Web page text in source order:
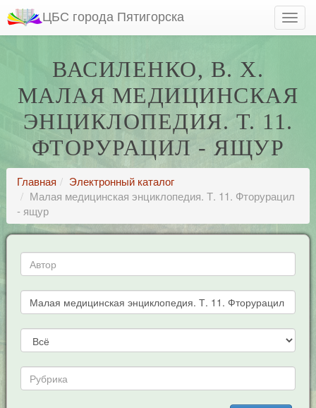
ЦБС города Пятигорска
ВАСИЛЕНКО, В. Х.
МАЛАЯ МЕДИЦИНСКАЯ
ЭНЦИКЛОПЕДИЯ. Т. 11.
ФТОРУРАЦИЛ - ЯЩУР
Главная
Электронный каталог
Малая медицинская энциклопедия. Т. 11. Фторурацил
- ящур